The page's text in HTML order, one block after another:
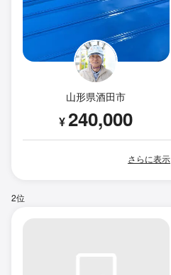
山形県酒田市
¥240,000
さらに表示
2位